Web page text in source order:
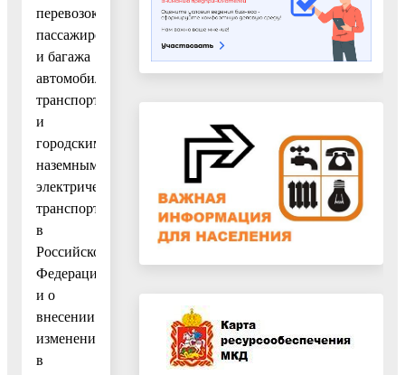
перевозок
пассажиров
и багажа
автомобильным
транспортом
и
городским
наземным
электрическим
транспортом
в
Российской
Федерации
и о
внесении
изменений
в